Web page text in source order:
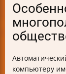
компьютеру